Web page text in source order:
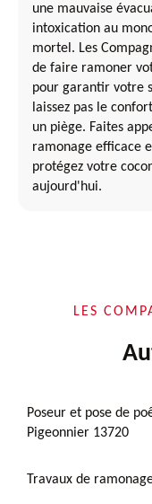
une mauvaise
intoxication au
mortel. Les
de faire ramoner
pour garantir votre
laissez pas le
un piège. Faites
ramonage efficace
protégez votre
aujourd'hui.
LES
Poseur et pose de
Pigeonnier 13720
Travaux de